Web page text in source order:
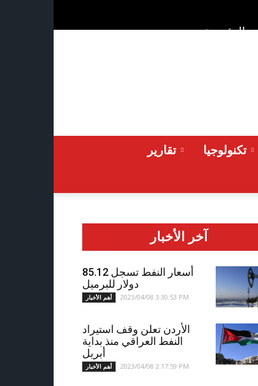
Saturday 2026-08-08 الرئيسية
تكنولوجيا
تقارير
آخر الأخبار
أسعار النفط تسجل 85.12
دولار للبرميل
أهم الأخبار 2023/04/08 3:30:53 PM
الأردن تعلن وقف استيراد
النفط العراقي منذ بداية
أبريل
أهم الأخبار 2023/04/08 2:17:59 PM